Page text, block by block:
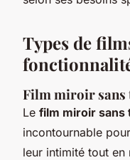
Types de
Film miroir sans
Le film miroir sans
incontournable
leur intimité tout en